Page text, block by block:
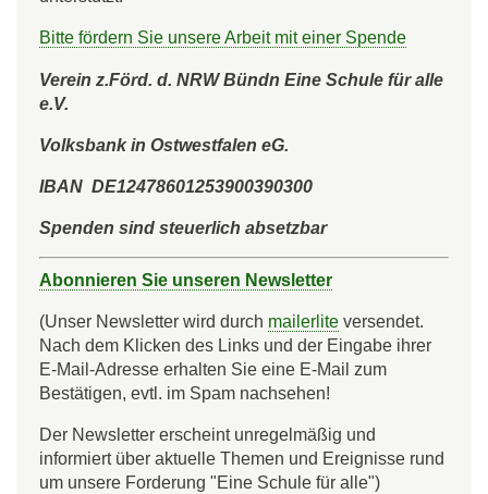
Bitte fördern Sie unsere Arbeit mit einer Spende
Verein z.Förd. d. NRW Bündn Eine Schule für alle
e.V.
Volksbank in Ostwestfalen eG.
IBAN DE12478601253900390300
Spenden sind steuerlich absetzbar
Abonnieren Sie unseren Newsletter
(Unser Newsletter wird durch mailerlite versendet.
Nach dem Klicken des Links und der Eingabe ihrer
E-Mail-Adresse erhalten Sie eine E-Mail zum
Bestätigen, evtl. im Spam nachsehen!
Der Newsletter erscheint unregelmäßig und
informiert über aktuelle Themen und Ereignisse rund
um unsere Forderung "Eine Schule für alle")